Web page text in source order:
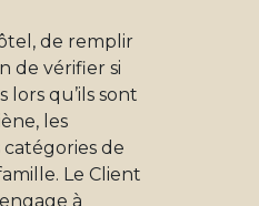
de remplir
de vérifier si
qu’ils sont
les
catégories de
Le Client
à